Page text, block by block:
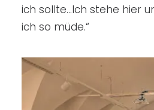
ich sollte…Ich stehe hier
ich so müde.“